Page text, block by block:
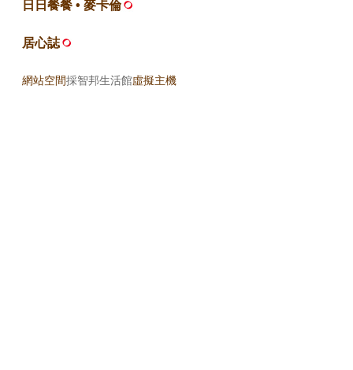
日日餐餐 • 麥卡倫
居心誌
網站空間採智邦生活館虛擬主機